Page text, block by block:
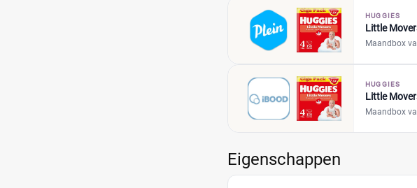
HUGGIES
Little
Maandbox
HUGGIES
Little
Maandbox
Eigenschappen